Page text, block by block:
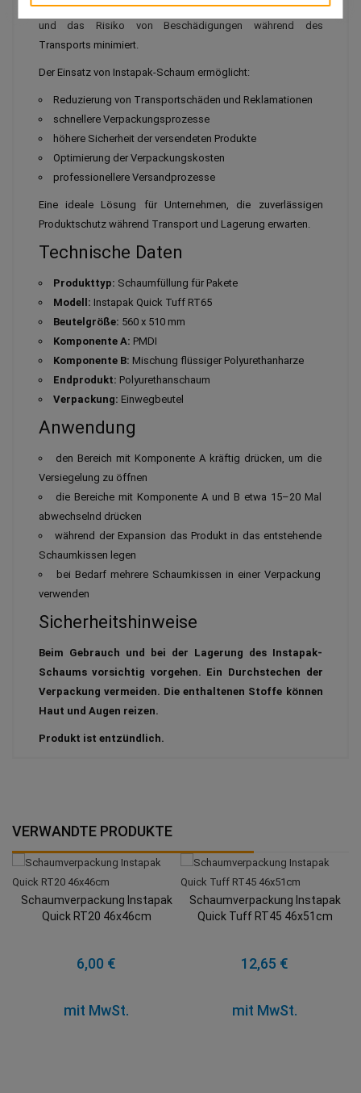
ein langlebiges Schutzpolster, das Stöße effektiv absorbiert
und das Risiko von Beschädigungen während des
Transports minimiert.
Der Einsatz von Instapak-Schaum ermöglicht:
Reduzierung von Transportschäden und Reklamationen
schnellere Verpackungsprozesse
höhere Sicherheit der versendeten Produkte
Optimierung der Verpackungskosten
professionellere Versandprozesse
Eine ideale Lösung für Unternehmen, die zuverlässigen
Produktschutz während Transport und Lagerung erwarten.
Technische Daten
Produkttyp: Schaumfüllung für Pakete
Modell: Instapak Quick Tuff RT65
Beutelgröße: 560 x 510 mm
Komponente A: PMDI
Komponente B: Mischung flüssiger Polyurethanharze
Endprodukt: Polyurethanschaum
Verpackung: Einwegbeutel
Anwendung
den Bereich mit Komponente A kräftig drücken, um die
Versiegelung zu öffnen
die Bereiche mit Komponente A und B etwa 15–20 Mal
abwechselnd drücken
während der Expansion das Produkt in das entstehende
Schaumkissen legen
bei Bedarf mehrere Schaumkissen in einer Verpackung
verwenden
Sicherheitshinweise
Beim Gebrauch und bei der Lagerung des Instapak-
Schaums vorsichtig vorgehen. Ein Durchstechen der
Verpackung vermeiden. Die enthaltenen Stoffe können
Haut und Augen reizen.
Produkt ist entzündlich.
VERWANDTE PRODUKTE
Schaumverpackung Instapak
Quick RT20 46x46cm
6,00 €
mit MwSt.
Schaumverpackung Instapak
Quick Tuff RT45 46x51cm
12,65 €
mit MwSt.